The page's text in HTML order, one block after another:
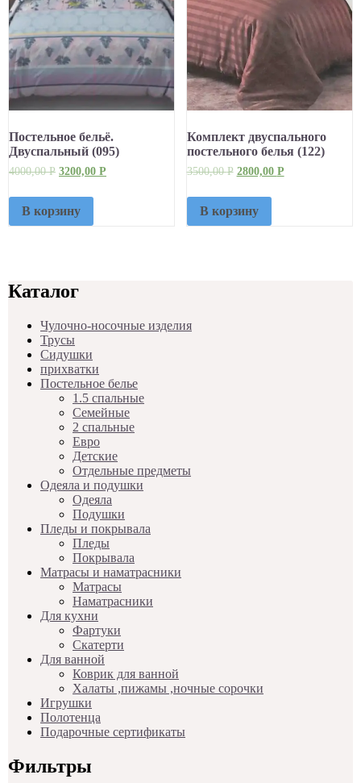
Постельное бельё.
Двуспальный (095)
4000,00Р 3200,00 Р
В корзину
Комплект двуспального
постельного белья (122)
3500,00Р 2800,00 Р
В корзину
Каталог
Чулочно-носочные изделия
Трусы
Сидушки
прихватки
Постельное белье
1.5 спальные
Семейные
2 спальные
Евро
Детские
Отдельные предметы
Одеяла и подушки
Одеяла
Подушки
Пледы и покрывала
Пледы
Покрывала
Матрасы и наматрасники
Матрасы
Наматрасники
Для кухни
Фартуки
Скатерти
Для ванной
Коврик для ванной
Халаты ,пижамы ,ночные сорочки
Игрушки
Полотенца
Подарочные сертификаты
Фильтры